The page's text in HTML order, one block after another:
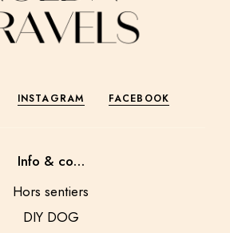
INSTAGRAM FACEBOOK
Info & co…
Hors sentiers
DIY DOG